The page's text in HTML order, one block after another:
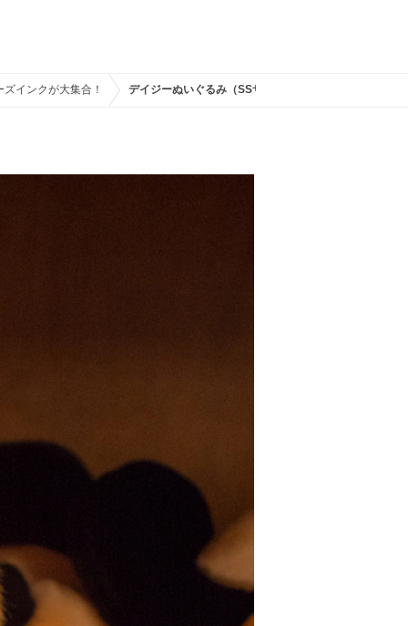
インクが大集合！ デイジーぬいぐるみ（SSサイズ）